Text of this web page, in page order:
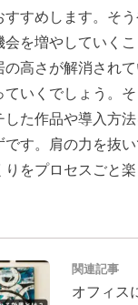
すすめします。そ
会を増やしていく
の高さが解消され
いくでしょう。
した作品や導入方
です。肩の力を抜
りをプロセスごと
関連記事
オフィス